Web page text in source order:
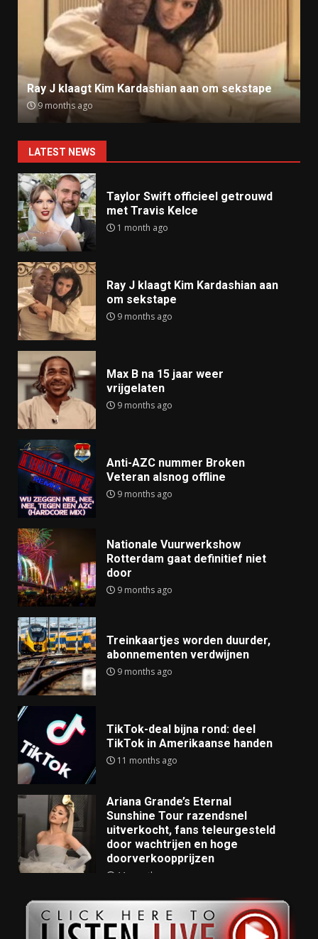
Ray J klaagt Kim Kardashian aan om sekstape
9 months ago
LATEST NEWS
Taylor Swift officieel getrouwd
met Travis Kelce
1 month ago
Ray J klaagt Kim Kardashian aan
om sekstape
9 months ago
Max B na 15 jaar weer
vrijgelaten
9 months ago
Anti-AZC nummer Broken
Veteran alsnog offline
9 months ago
Nationale Vuurwerkshow
Rotterdam gaat definitief niet
door
9 months ago
Treinkaartjes worden duurder,
abonnementen verdwijnen
9 months ago
TikTok-deal bijna rond: deel
TikTok in Amerikaanse handen
11 months ago
Ariana Grande’s Eternal
Sunshine Tour razendsnel
uitverkocht, fans teleurgesteld
door wachtrijen en hoge
doorverkoopprijzen
11 months ago